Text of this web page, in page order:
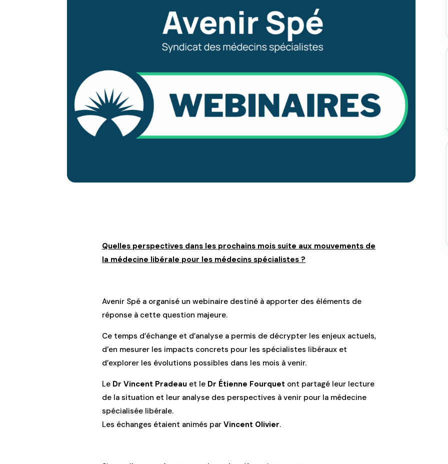
Quelles perspectives dans les prochains mois suite aux mouvements de
la médecine libérale pour les médecins spécialistes ?
Avenir Spé a organisé un webinaire destiné à apporter des éléments de
réponse à cette question majeure.
Ce temps d’échange et d’analyse a permis de décrypter les enjeux actuels,
d’en mesurer les impacts concrets pour les spécialistes libéraux et
d’explorer les évolutions possibles dans les mois à venir.
Le Dr Vincent Pradeau et le Dr Étienne Fourquet ont partagé leur lecture
de la situation et leur analyse des perspectives à venir pour la médecine
spécialisée libérale.
Les échanges étaient animés parVincent Olivier.